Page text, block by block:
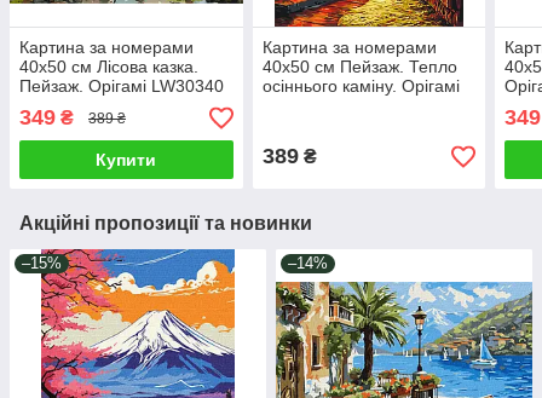
Картина за номерами
40х50 см Лісова казка.
Пейзаж. Орігамі LW30340
349 ₴ 389 ₴
Купити
Картина за номерами
40х50 см Пейзаж. Тепло
осіннього каміну. Орігамі
389₴
349
Акційні пропозиції та новинки
–15% –14%